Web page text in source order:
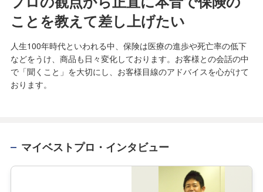
ことを教えて差し上げたい
人生100年時代といわれる中、保険は医療の進歩や死亡率の低下
などをうけ、商品も日々変化しております。お客様との会話の中
で「聞くこと」を大切にし、お客様目線のアドバイスを心がけて
おります。
マイベストプロ・インタビュー